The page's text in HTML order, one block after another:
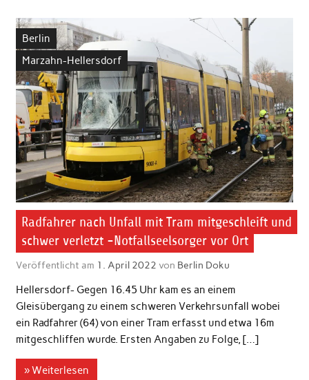
Berlin
Marzahn-Hellersdorf
Radfahrer nach Unfall mit Tram mitgeschleift und
schwer verletzt -Notfallseelsorger vor Ort
Veröffentlicht am 1. April 2022 von Berlin Doku
Hellersdorf- Gegen 16.45 Uhr kam es an einem
Gleisübergang zu einem schweren Verkehrsunfall wobei
ein Radfahrer (64) von einer Tram erfasst und etwa 16m
mitgeschliffen wurde. Ersten Angaben zu Folge, […]
» Weiterlesen